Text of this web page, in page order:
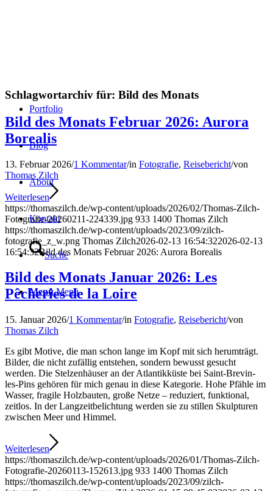
Portfolio
Blog
About
Kontakt
Suche
Menü Menü
Schlagwortarchiv für: Bild des Monats
Bild des Monats Februar 2026: Aurora
Borealis
13. Februar 2026/1 Kommentar/in Fotografie, Reisebericht/von
Thomas Zilch
Weiterlesen
https://thomaszilch.de/wp-content/uploads/2026/02/Thomas-Zilch-
Fotografie-20260211-224339.jpg 933 1400 Thomas Zilch
https://thomaszilch.de/wp-content/uploads/2023/09/zilch-
fotografie_z_w.png Thomas Zilch2026-02-13 16:54:322026-02-13
16:54:32Bild des Monats Februar 2026: Aurora Borealis
Bild des Monats Januar 2026: Les
Pêcheries de la Loire
15. Januar 2026/1 Kommentar/in Fotografie, Reisebericht/von
Thomas Zilch
Es gibt Motive, die man schon lange im Kopf mit sich herumträgt.
Bilder, die nicht zufällig entstehen, sondern bewusst gesucht
werden. Die Stelzenhäuser an der Atlantikküste bei Saint-Brevin-
les-Pins gehören für mich genau in diese Kategorie. Hohe Pfähle im
Wasser, fragile Holzbauten, große Netze – reduziert, funktional,
zeitlos. In der Langzeitbelichtung werden sie zu stillen Skulpturen
zwischen Meer und Himmel.
Weiterlesen
https://thomaszilch.de/wp-content/uploads/2026/01/Thomas-Zilch-
Fotografie-20260113-152613.jpg 933 1400 Thomas Zilch
https://thomaszilch.de/wp-content/uploads/2023/09/zilch-